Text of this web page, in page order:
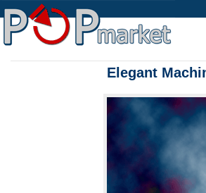
Elegant